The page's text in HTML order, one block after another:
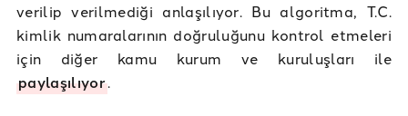
verilip verilmediği anlaşılıyor. Bu algoritma, T.C.
kimlik numaralarının doğruluğunu kontrol etmeleri
için diğer kamu kurum ve kuruluşları ile
paylaşılıyor.